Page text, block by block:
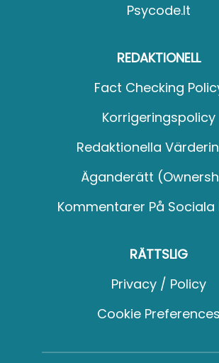
Psycode.it
REDAKTIONELL
Fact Checking
Korrigeringspolicy
Redaktionella
Äganderätt
Kommentarer På Sociala
RÄTTSLIG
Privacy / Policy
Cookie Preferences